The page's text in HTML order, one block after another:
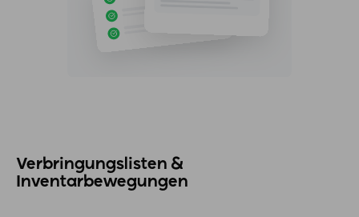
Verbringungslisten &
Inventarbewegungen